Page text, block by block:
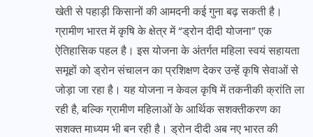
खेती से पहाड़ी किसानों की आमदनी कई गुना बढ़ सकती है।
ग्रामीण भारत में कृषि के क्षेत्र में “ड्रोन दीदी योजना” एक
ऐतिहासिक पहल है। इस योजना के अंतर्गत महिला स्वयं सहायता
समूहों को ड्रोन संचालन का प्रशिक्षण देकर उन्हें कृषि सेवाओं से
जोड़ा जा रहा है। यह योजना न केवल कृषि में तकनीकी क्रांति ला
रही है, बल्कि ग्रामीण महिलाओं के आर्थिक सशक्तीकरण का
सशक्त माध्यम भी बन रही है। ड्रोन दीदी अब नए भारत की